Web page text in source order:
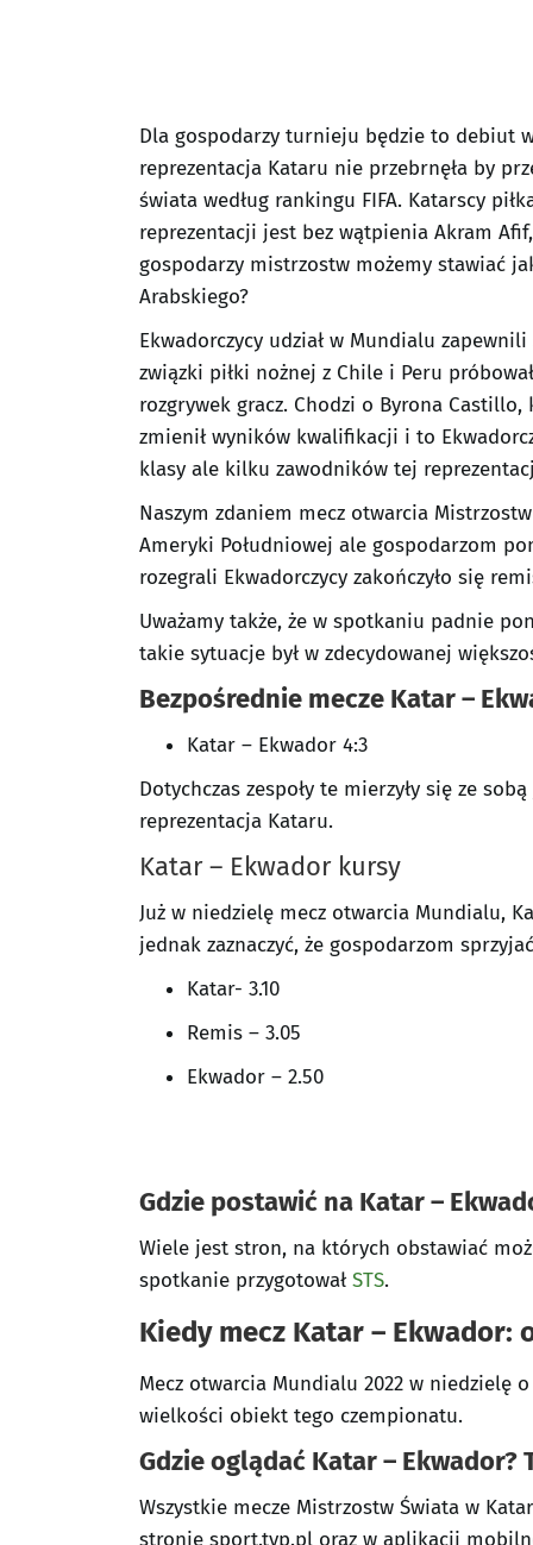
Dla gospodarzy turnieju będzie to debiut
reprezentacja Kataru nie przebrnęła by
świata według rankingu FIFA. Katarscy
reprezentacji jest bez wątpienia Akram
gospodarzy mistrzostw możemy stawiać
Arabskiego?
Ekwadorczycy udział w Mundialu
związki piłki nożnej z Chile i Peru
rozgrywek gracz. Chodzi o Byrona
zmienił wyników kwalifikacji i to
klasy ale kilku zawodników tej
Naszym zdaniem mecz otwarcia
Ameryki Południowej ale gospodarzom
rozegrali Ekwadorczycy zakończyło się
Uważamy także, że w spotkaniu padnie
takie sytuacje był w zdecydowanej
Bezpośrednie mecze Katar –
Katar – Ekwador 4:3
Dotychczas zespoły te mierzyły się ze
reprezentacja Kataru.
Katar – Ekwador kursy
Już w niedzielę mecz otwarcia Mundialu,
jednak zaznaczyć, że gospodarzom
Katar- 3.10
Remis – 3.05
Ekwador – 2.50
Gdzie postawić na Katar –
Wiele jest stron, na których obstawiać
spotkanie przygotowałSTS.
Kiedy mecz Katar – Ekwador:
Mecz otwarcia Mundialu 2022 w niedzielę
wielkości obiekt tego czempionatu.
Gdzie oglądać Katar – Ekwador?
Wszystkie mecze Mistrzostw Świata w
stronie sport.tvp.pl oraz w aplikacji